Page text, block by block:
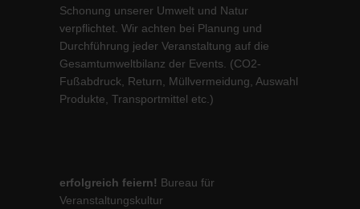
Schonung unserer Umwelt und Natur
verpflichtet. Wir achten bei Planung und
Durchführung jeder Veranstaltung auf die
Gesamtumweltbilanz der Events. (CO2-
Fußabdruck, Return, Müllvermeidung, Auswahl
Produkte, Transportmittel etc.)
erfolgreich feiern! Bureau für
Veranstaltungskultur
Externe Medien (5)
Inhalte von Videoplattformen und Social-Media-Plattformen werden
standardmäßig blockiert. Wenn Cookies von externen Medien akzeptiert
werden, bedarf der Zugriff auf diese Inhalte keiner manuellen Einwilligung